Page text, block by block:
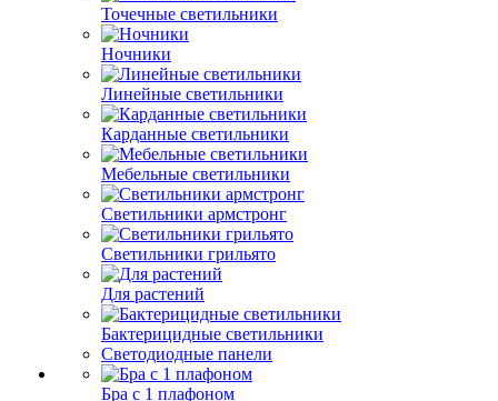
Точечные светильники
Ночники
Линейные светильники
Карданные светильники
Мебельные светильники
Светильники армстронг
Светильники грильято
Для растений
Бактерицидные светильники
Светодиодные панели
Бра с 1 плафоном